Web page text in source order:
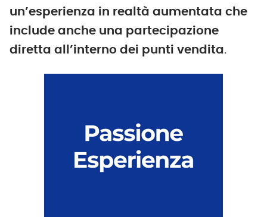
un’esperienza in realtà aumentata che
include anche una partecipazione
diretta all’interno dei punti vendita.